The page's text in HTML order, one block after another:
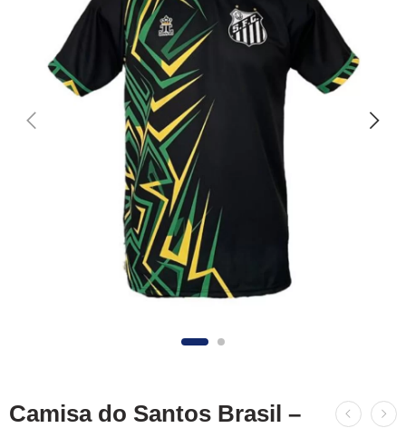
Camisa do Santos Brasil –